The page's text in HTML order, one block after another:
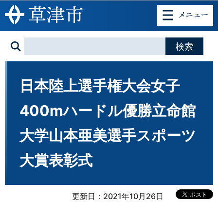
このページの本文へ移動
日本陸上選手権大会女子
400mハードル優勝立命館
大学山本亜美選手スポーツ
大賞表彰式
更新日：2021年10月26日